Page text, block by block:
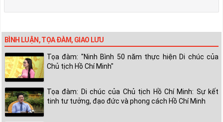
BÌNH LUẬN, TỌA ĐÀM, GIAO LƯU
Tọa đàm: "Ninh Bình 50 năm thực hiện Di chúc của
Chủ tịch Hồ Chí Minh"
Tọa đàm: Di chúc của Chủ tịch Hồ Chí Minh: Sự kết
tinh tư tưởng, đạo đức và phong cách Hồ Chí Minh